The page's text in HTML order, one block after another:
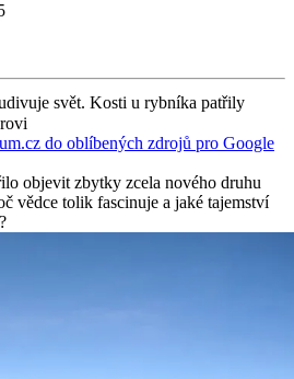
svět. Kosti u rybníka patřily
do oblíbených zdrojů pro Google
objevit zbytky zcela nového druhu
vědce tolik fascinuje a jaké tajemství